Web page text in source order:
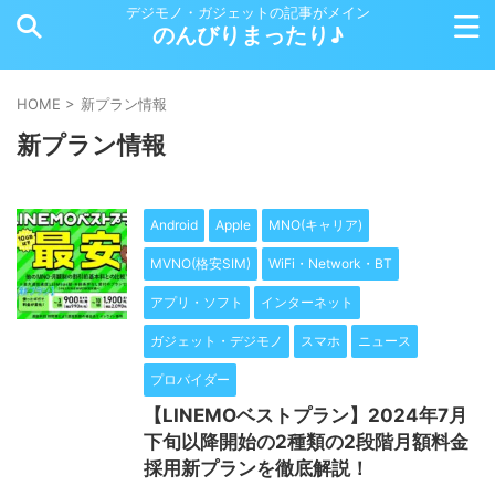
デジモノ・ガジェットの記事がメイン
のんびりまったり♪
HOME > 新プラン情報
新プラン情報
Android Apple MNO(キャリア)
MVNO(格安SIM) WiFi・Network・BT
アプリ・ソフト インターネット
ガジェット・デジモノ スマホ ニュース
プロバイダー
【LINEMOベストプラン】2024年7月
下旬以降開始の2種類の2段階月額料金
採用新プランを徹底解説！